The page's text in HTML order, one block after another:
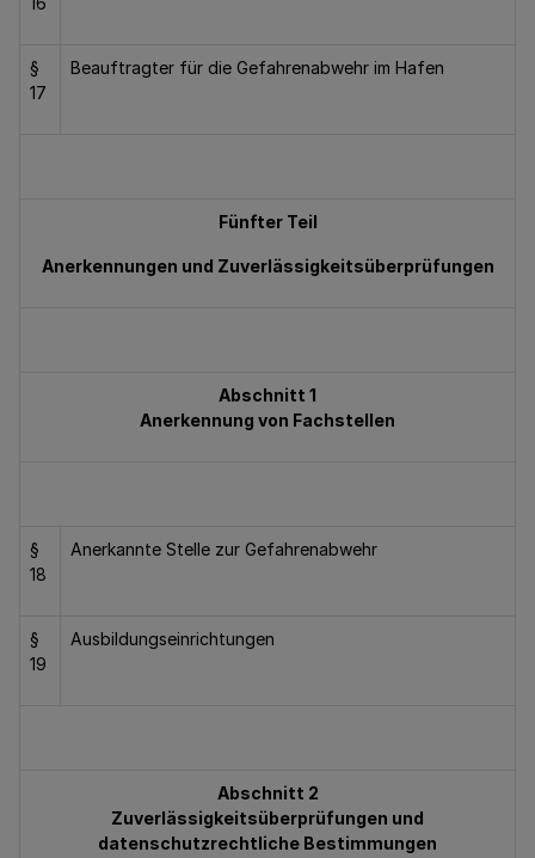
§
17
Beauftragter für die Gefahrenabwehr im Hafen
Fünfter Teil
Anerkennungen und Zuverlässigkeitsüberprüfungen
Abschnitt 1
Anerkennung von Fachstellen
§
18
Anerkannte Stelle zur Gefahrenabwehr
§
19
Ausbildungseinrichtungen
Abschnitt 2
Zuverlässigkeitsüberprüfungen und
datenschutzrechtliche Bestimmungen